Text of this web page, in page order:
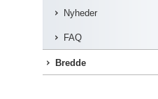
Nyheder
FAQ
Bredde